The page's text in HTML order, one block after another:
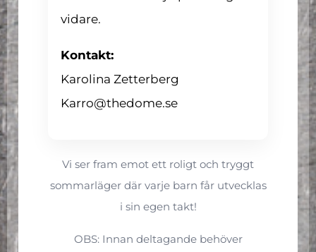
vidare.
Kontakt:
Karolina Zetterberg
Karro@thedome.se
Vi ser fram emot ett roligt och tryggt
sommarläger där varje barn får utvecklas
i sin egen takt!
OBS: Innan deltagande behöver